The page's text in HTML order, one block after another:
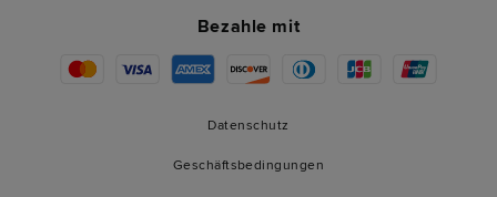
Bezahle mit
Datenschutz
Geschäftsbedingungen